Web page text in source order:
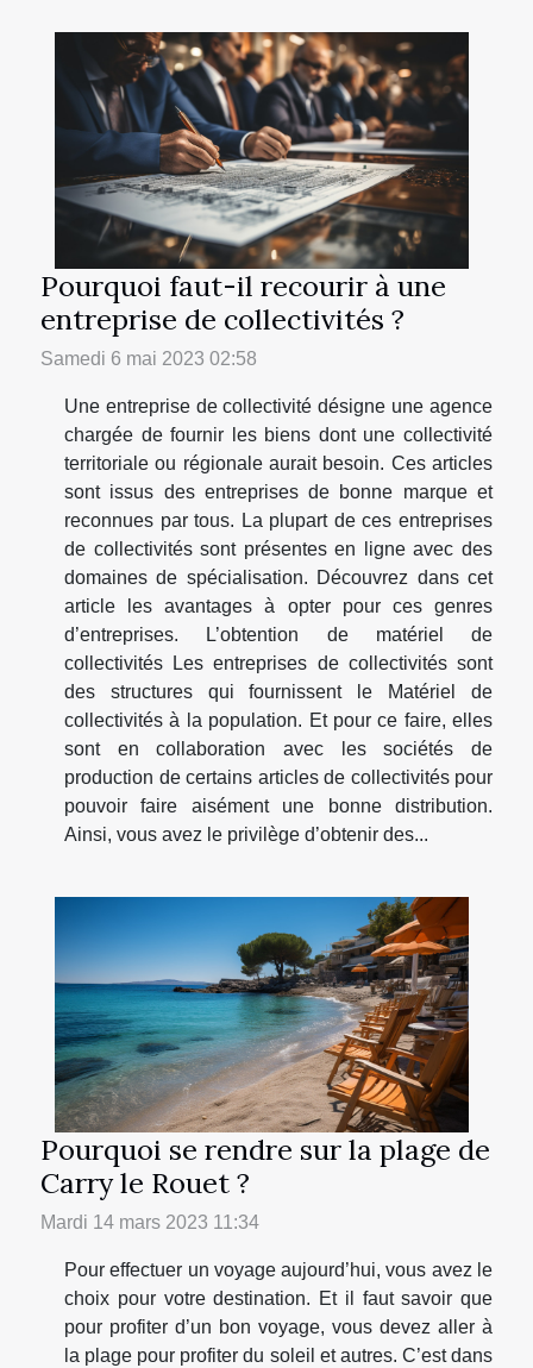
Pourquoi faut-il recourir à une
entreprise de collectivités ?
Samedi 6 mai 2023 02:58
Une entreprise de collectivité désigne une agence
chargée de fournir les biens dont une collectivité
territoriale ou régionale aurait besoin. Ces articles
sont issus des entreprises de bonne marque et
reconnues par tous. La plupart de ces entreprises
de collectivités sont présentes en ligne avec des
domaines de spécialisation. Découvrez dans cet
article les avantages à opter pour ces genres
d’entreprises. L’obtention de matériel de
collectivités Les entreprises de collectivités sont
des structures qui fournissent le Matériel de
collectivités à la population. Et pour ce faire, elles
sont en collaboration avec les sociétés de
production de certains articles de collectivités pour
pouvoir faire aisément une bonne distribution.
Ainsi, vous avez le privilège d’obtenir des...
Pourquoi se rendre sur la plage de
Carry le Rouet ?
Mardi 14 mars 2023 11:34
Pour effectuer un voyage aujourd’hui, vous avez le
choix pour votre destination. Et il faut savoir que
pour profiter d’un bon voyage, vous devez aller à
la plage pour profiter du soleil et autres. C’est dans